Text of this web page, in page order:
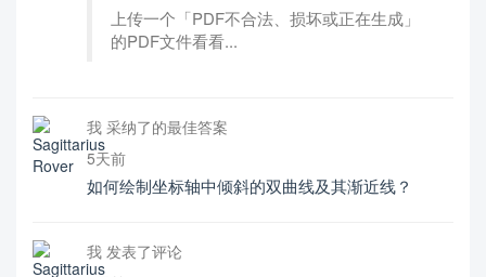
上传一个「PDF不合法、损坏或正在生成」
的PDF文件看看...
我 采纳了的最佳答案
5天前
如何绘制坐标轴中倾斜的双曲线及其渐近线？
我 发表了评论